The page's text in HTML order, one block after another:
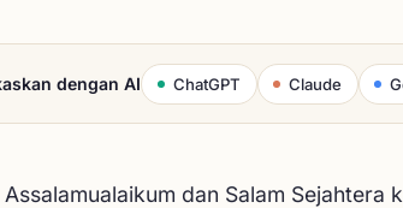
dengan AI ChatGPT Claude
Assalamualaikum dan Salam Sejahtera